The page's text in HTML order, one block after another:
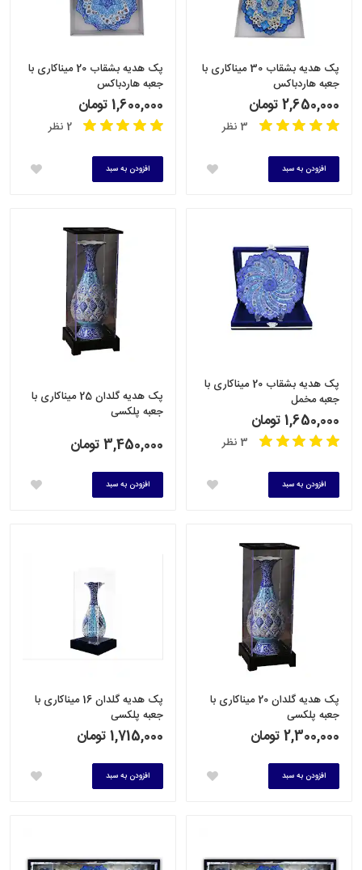
پک هدیه بشقاب 30 میناکاری با
جعبه هاردباکس
2,650,000 تومان
3 نظر
افزودن به سبد
پک هدیه بشقاب 20 میناکاری با
جعبه هاردباکس
1,600,000 تومان
2 نظر
افزودن به سبد
پک هدیه بشقاب 20 میناکاری با
جعبه مخمل
1,650,000 تومان
3 نظر
افزودن به سبد
پک هدیه گلدان 25 میناکاری با
جعبه پلکسی
3,450,000 تومان
افزودن به سبد
پک هدیه گلدان 20 میناکاری با
جعبه پلکسی
2,300,000 تومان
افزودن به سبد
پک هدیه گلدان 16 میناکاری با
جعبه پلکسی
1,715,000 تومان
افزودن به سبد